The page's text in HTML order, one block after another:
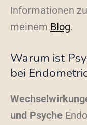
Informationen
meinem Blog.
Warum ist
bei
und Psyche